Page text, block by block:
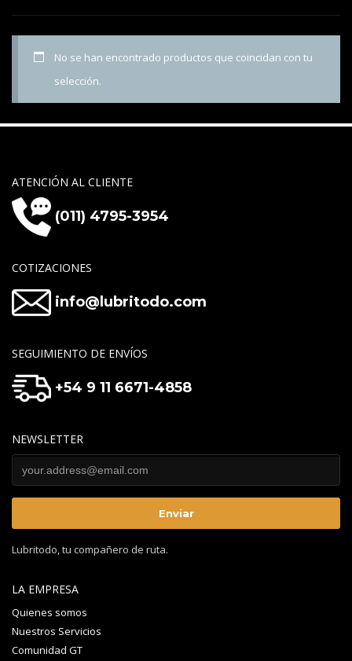
No se han encontrado productos que coincidan con tu
selección.
ATENCIÓN AL CLIENTE
(011) 4795-3954
COTIZACIONES
info@lubritodo.com
SEGUIMIENTO DE ENVÍOS
+54 9 11 6671-4858
NEWSLETTER
Lubritodo, tu compañero de ruta.
LA EMPRESA
Quienes somos
Nuestros Servicios
Comunidad GT